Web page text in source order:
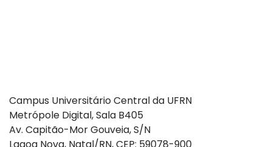
Campus Universitário Central da UFRN
Metrópole Digital, Sala B405
Av. Capitão-Mor Gouveia, S/N